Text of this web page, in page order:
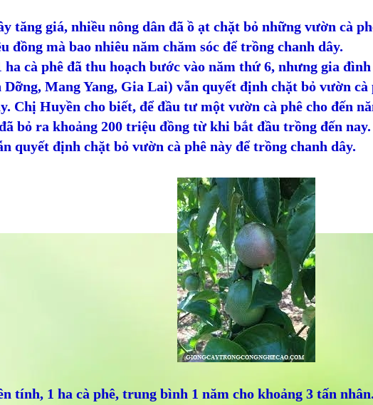
tăng giá, nhiều nông dân đã ồ ạt chặt bỏ những vườn cà
đồng mà bao nhiêu năm chăm sóc để trồng chanh dây.
ha cà phê đã thu hoạch bước vào năm thứ 6, nhưng gia
Mang Yang, Gia Lai) vẫn quyết định chặt bỏ vườn cà
Chị Huyền cho biết, để đầu tư một vườn cà phê cho đến
bỏ ra khoảng 200 triệu đồng từ khi bắt đầu trồng đến
quyết định chặt bỏ vườn cà phê này để trồng chanh dây.
tính, 1 ha cà phê, trung bình 1 năm cho khoảng 3 tấn